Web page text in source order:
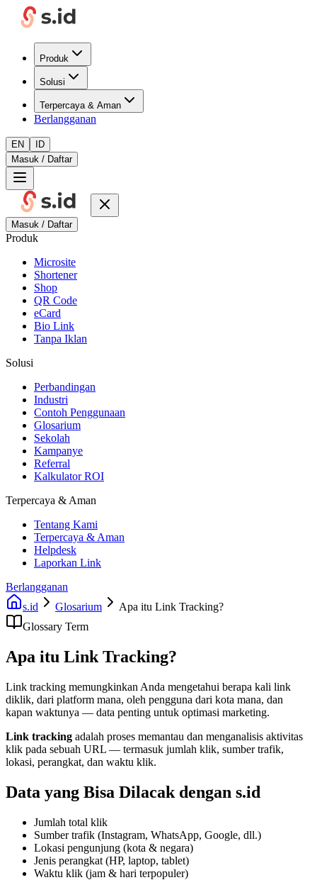
Produk
Solusi
Terpercaya & Aman
Berlangganan
EN
ID
Masuk / Daftar
Masuk / Daftar
Produk
Microsite
Shortener
Shop
QR Code
eCard
Bio Link
Tanpa Iklan
Solusi
Perbandingan
Industri
Contoh Penggunaan
Glosarium
Sekolah
Kampanye
Referral
Kalkulator ROI
Terpercaya & Aman
Tentang Kami
Terpercaya & Aman
Helpdesk
Laporkan Link
Berlangganan
s.id
Glosarium
Apa itu Link Tracking?
Glossary Term
Apa itu Link Tracking?
Link tracking memungkinkan Anda mengetahui berapa kali link
diklik, dari platform mana, oleh pengguna dari kota mana, dan
kapan waktunya — data penting untuk optimasi marketing.
Link tracking adalah proses memantau dan menganalisis aktivitas
klik pada sebuah URL — termasuk jumlah klik, sumber trafik,
lokasi, perangkat, dan waktu klik.
Data yang Bisa Dilacak dengan s.id
Jumlah total klik
Sumber trafik (Instagram, WhatsApp, Google, dll.)
Lokasi pengunjung (kota & negara)
Jenis perangkat (HP, laptop, tablet)
Waktu klik (jam & hari terpopuler)